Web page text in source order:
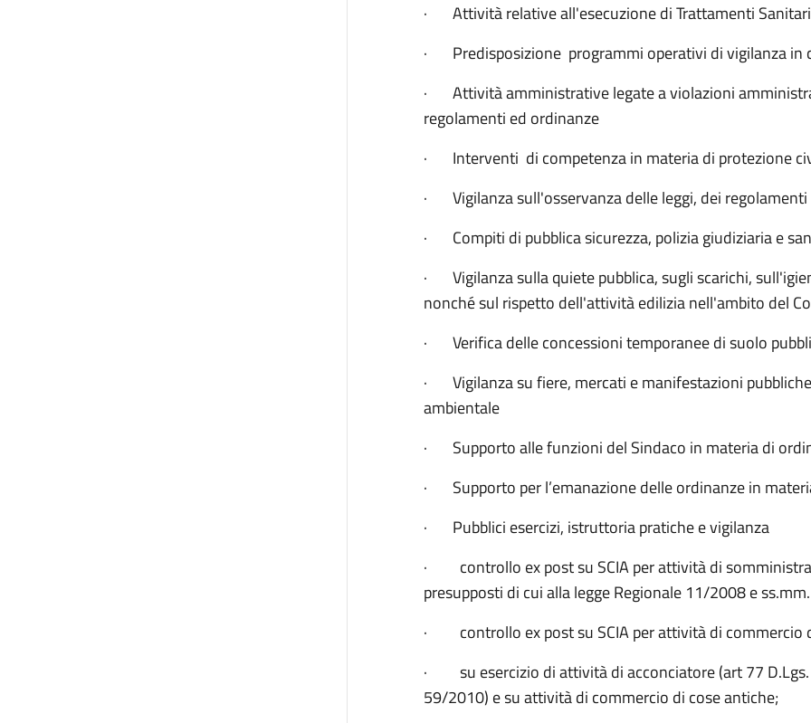
· Attività relative all'esecuzione di Trattamenti
· Predisposizione programmi operativi di vigilanza in
· Attività amministrative legate a violazioni
regolamenti ed ordinanze
· Interventi di competenza in materia di protezione
· Vigilanza sull'osservanza delle leggi, dei regolamenti
· Compiti di pubblica sicurezza, polizia giudiziaria e
· Vigilanza sulla quiete pubblica, sugli scarichi,
nonché sul rispetto dell'attività edilizia nell'ambito del
· Verifica delle concessioni temporanee di suolo
· Vigilanza su fiere, mercati e manifestazioni
ambientale
· Supporto alle funzioni del Sindaco in materia di
· Supporto per l’emanazione delle ordinanze in
· Pubblici esercizi, istruttoria pratiche e vigilanza
· controllo ex post su SCIA per attività di
presupposti di cui alla legge Regionale 11/2008 e
· controllo ex post su SCIA per attività di commercio
· su esercizio di attività di acconciatore (art 77
59/2010) e su attività di commercio di cose antiche;